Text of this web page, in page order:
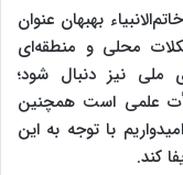
بهبهان عنوان
محلی و منطقه‌ای
نیز دنبال شود؛
علمی است همچنین
با توجه به این
کند.